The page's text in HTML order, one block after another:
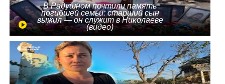
В Радушном почтили память
погибшей семьи: старший сын
выжил — он служит в Николаеве
(видео)